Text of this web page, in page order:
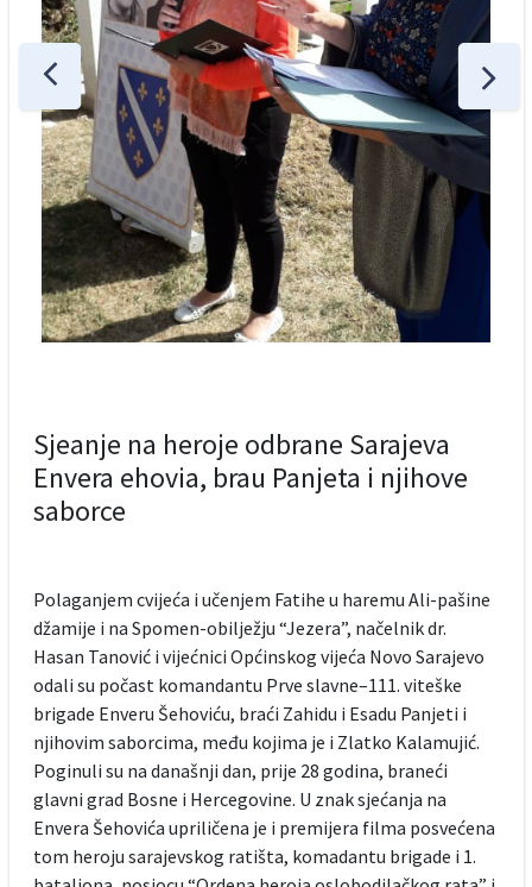
Sjeanje na heroje odbrane Sarajeva
Envera ehovia, brau Panjeta i njihove
saborce
Polaganjem cvijeća i učenjem Fatihe u haremu Ali-pašine
džamije i na Spomen-obilježju “Jezera”, načelnik dr.
Hasan Tanović i vijećnici Općinskog vijeća Novo Sarajevo
odali su počast komandantu Prve slavne–111. viteške
brigade Enveru Šehoviću, braći Zahidu i Esadu Panjeti i
njihovim saborcima, među kojima je i Zlatko Kalamujić.
Poginuli su na današnji dan, prije 28 godina, braneći
glavni grad Bosne i Hercegovine. U znak sjećanja na
Envera Šehovića upriličena je i premijera filma posvećena
tom heroju sarajevskog ratišta, komadantu brigade i 1.